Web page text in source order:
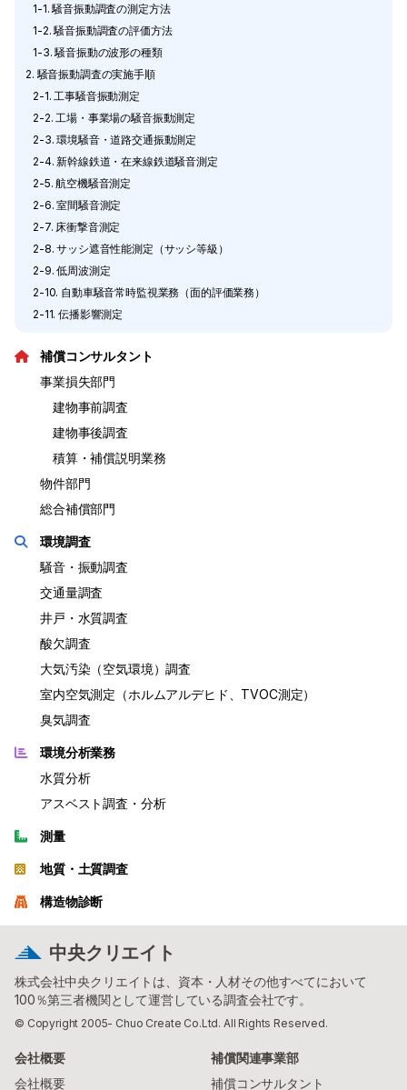
1-1. 騒音振動調査の測定方法
1-2. 騒音振動調査の評価方法
1-3. 騒音振動の波形の種類
2. 騒音振動調査の実施手順
2-1. 工事騒音振動測定
2-2. 工場・事業場の騒音振動測定
2-3. 環境騒音・道路交通振動測定
2-4. 新幹線鉄道・在来線鉄道騒音測定
2-5. 航空機騒音測定
2-6. 室間騒音測定
2-7. 床衝撃音測定
2-8. サッシ遮音性能測定（サッシ等級）
2-9. 低周波測定
2-10. 自動車騒音常時監視業務（面的評価業務）
2-11. 伝播影響測定
補償コンサルタント
事業損失部門
建物事前調査
建物事後調査
積算・補償説明業務
物件部門
総合補償部門
環境調査
騒音・振動調査
交通量調査
井戸・水質調査
酸欠調査
大気汚染（空気環境）調査
室内空気測定（ホルムアルデヒド、TVOC測定）
臭気調査
環境分析業務
水質分析
アスベスト調査・分析
測量
地質・土質調査
構造物診断
中央クリエイト
株式会社中央クリエイトは、資本・人材その他すべてにおいて
100％第三者機関として運営している調査会社です。
© Copyright 2005- Chuo Create Co.Ltd. All Rights Reserved.
会社概要
会社概要
補償関連事業部
補償コンサルタント